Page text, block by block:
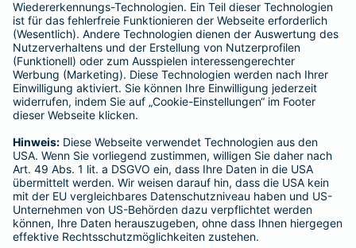
BELIEBTE SEITEN
Kranken-Zusatzversicherung
Tierversicherungen
Haftpflichtversicherung
Hausratversicherung
Adresse ändern
Schaden melden
Kilometerstandsmeldung
Serviceübersicht